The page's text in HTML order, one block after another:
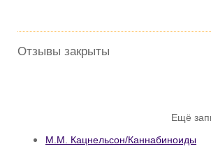
Отзывы закрыты
Ещё
М.М. Кацнельсон/Каннабиноиды